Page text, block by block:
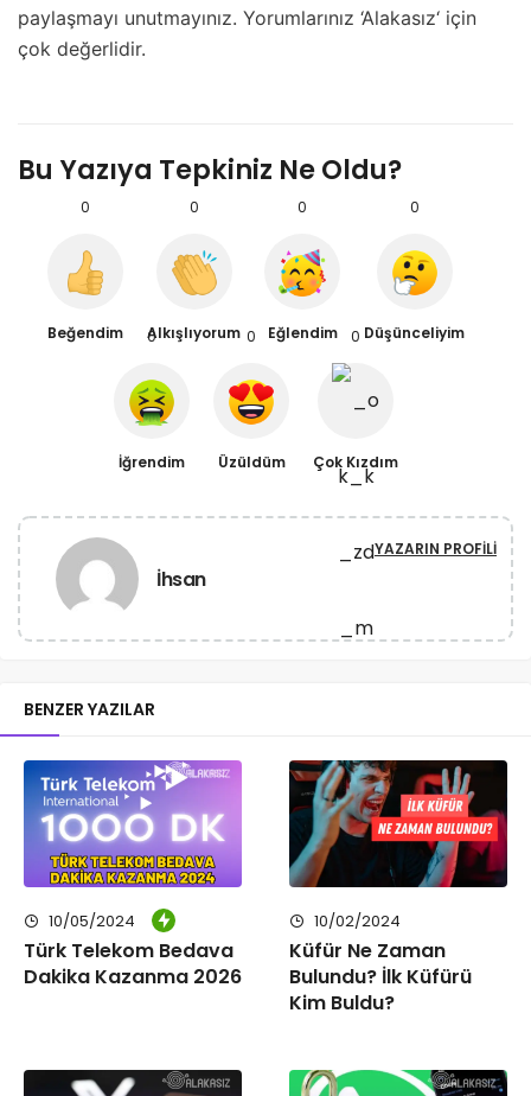
paylaşmayı unutmayınız. Yorumlarınız ‘Alakasız‘ için
çok değerlidir.
Bu Yazıya Tepkiniz Ne Oldu?
0
Beğendim
0
Alkışlıyorum
0
Eğlendim
0
Düşünceliyim
0
İğrendim
0
Üzüldüm
0
Çok Kızdım
İhsan
YAZARIN PROFILI
BENZER YAZILAR
10/05/2024
Türk Telekom Bedava
Dakika Kazanma 2026
10/02/2024
Küfür Ne Zaman
Bulundu? İlk Küfürü
Kim Buldu?